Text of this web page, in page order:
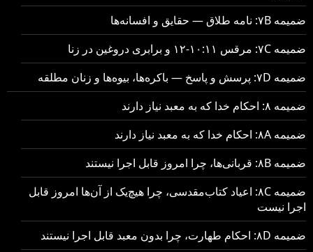
ضمیمه ۷B: نامه طلاق — حقایق و افسانه‌ها
ضمیمه ۷C: مرقس ۱۰:۱۱-۱۲ و برابری دروغین در زنا
ضمیمه ۷D: پرسش و پاسخ — باکره‌ها، بیوه‌ها و زنان مطلقه
ضمیمه ۸: احکام خدا که به معبد نیاز دارند
ضمیمه ۸A: احکام خدا که به معبد نیاز دارند
ضمیمه ۸B: قربانی‌ها، چرا امروز قابل اجرا نیستند
ضمیمه ۸C: اعیاد کتاب‌مقدسی، چرا هیچ‌یک از آن‌ها امروز قابل
اجرا نیست
ضمیمه ۸D: احکام طهارت، چرا بدون معبد قابل اجرا نیستند